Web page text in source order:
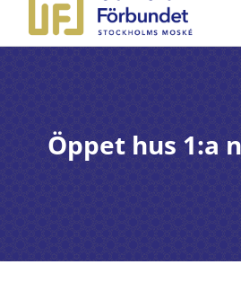
Våra tjänster
Nyheter
Öppet hus 1:a